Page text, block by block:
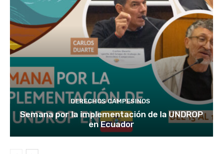
DERECHOS CAMPESINOS
Semana por la implementación de la UNDROP
en Ecuador